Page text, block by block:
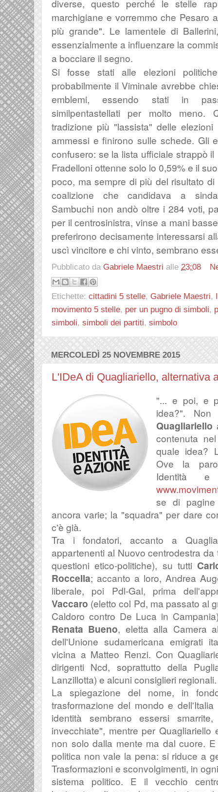
diverse, questo perché le stelle
marchigiane e vorremmo che Pesaro
più grande". Le lamentele di
essenzialmente a influenzare la
a bocciare il segno.
Si fosse stati alle elezioni
probabilmente il Viminale avrebbe
emblemi, essendo stati in
similpentastellati per molto meno.
tradizione più "lassista" delle
ammessi e finirono sulle schede. Gli
confusero: se la lista ufficiale strappò
Fradelloni ottenne solo lo 0,59% e il
poco, ma sempre di più del risultato
coalizione che candidava a
Sambuchi non andò oltre i 284 voti,
per il centrosinistra, vinse a mani
preferirono decisamente interessarsi
uscì vincitore e chi vinto, sembrano
Pubblicato da Gabriele Maestri alle 23:08
Etichette: cittadini 5 stelle, Gabriele Maestri,
movimento 5 stelle, per un pugno di simboli,
simboli, simboli dei partiti, simbolo
MERCOLEDÌ 25 NOVEMBRE 2015
L'IDeA di Quagliariello, alternativa
"... e poi, e
idea?".
Quagliariello
contenuta
quale idea?
Ove la
Identità
se di
ancora varie; la "squadra" per dare
c'è già.
Tra i fondatori, accanto a
appartenenti al Nuovo centrodestra
questioni etico-politiche), su tutti
Roccella; accanto a loro, Andrea
liberale, poi Pdl-Gal, prima
Vaccaro (eletto col Pd, ma passato al
Caldoro contro De Luca in
Renata Bueno, eletta alla Camera
dell'Unione sudamericana emigrati
vicina a Matteo Renzi. Con
dirigenti Ncd, soprattutto della
Lanzillotta) e alcuni consiglieri regionali.
La spiegazione del nome, in
trasformazione del mondo e dell'Italia
identità sembrano essersi
invecchiate", mentre per
non solo dalla mente ma dal cuore.
politica non vale la pena: si riduce a
Trasformazioni e sconvolgimenti, in
sistema politico. E il vecchio